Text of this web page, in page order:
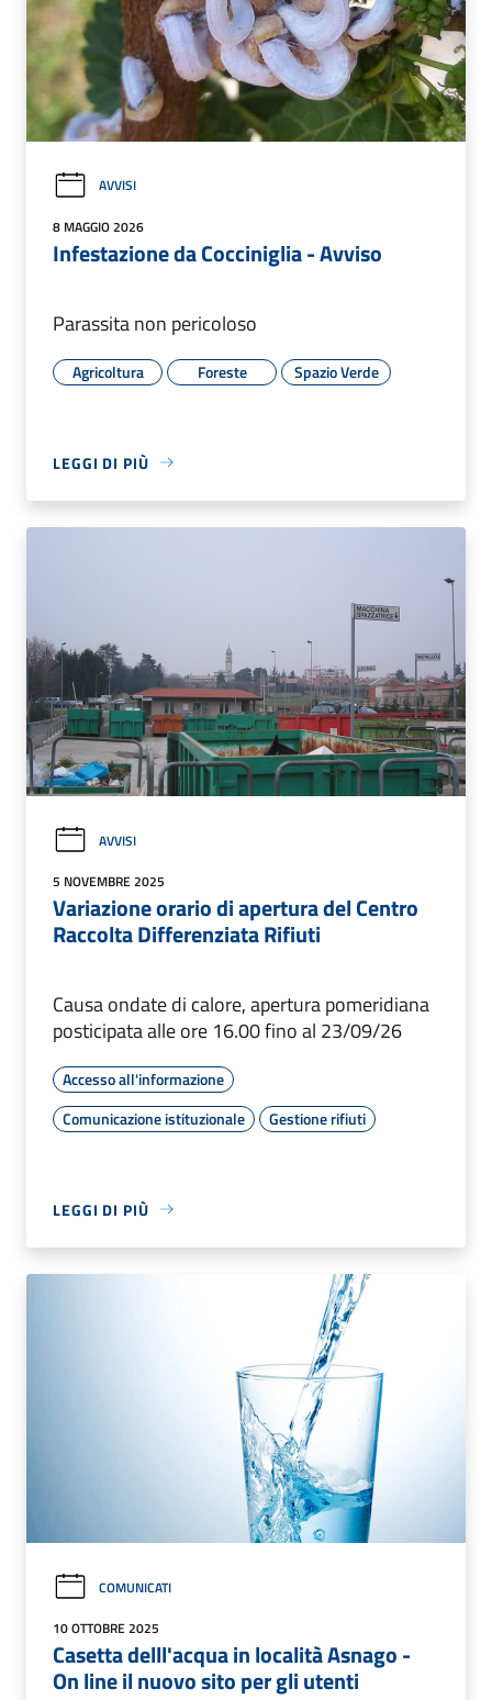
AVVISI
8 MAGGIO 2026
Infestazione da Cocciniglia - Avviso
Parassita non pericoloso
Agricoltura Foreste Spazio Verde
LEGGI DI PIÙ
AVVISI
5 NOVEMBRE 2025
Variazione orario di apertura del Centro
Raccolta Differenziata Rifiuti
Causa ondate di calore, apertura pomeridiana
posticipata alle ore 16.00 fino al 23/09/26
Accesso all'informazione
Comunicazione istituzionale
Gestione rifiuti
LEGGI DI PIÙ
COMUNICATI
10 OTTOBRE 2025
Casetta delll'acqua in località Asnago -
On line il nuovo sito per gli utenti